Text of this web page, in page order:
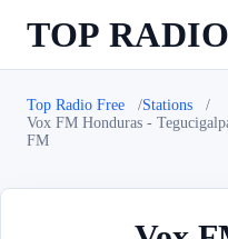
TOP RADIO
Top Radio Free
Stations
Vox FM Honduras -
FM